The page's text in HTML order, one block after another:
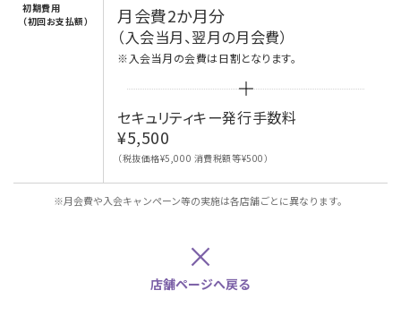
初期費用
（初回お支払額）
月会費2か月分
（入会当月、翌月の月会費）
※入会当月の会費は日割となります。
セキュリティキー発行手数料
¥5,500
（税抜価格¥5,000 消費税額等¥500）
※月会費や入会キャンペーン等の実施は各店舗ごとに異なります。
×
店舗ページへ戻る